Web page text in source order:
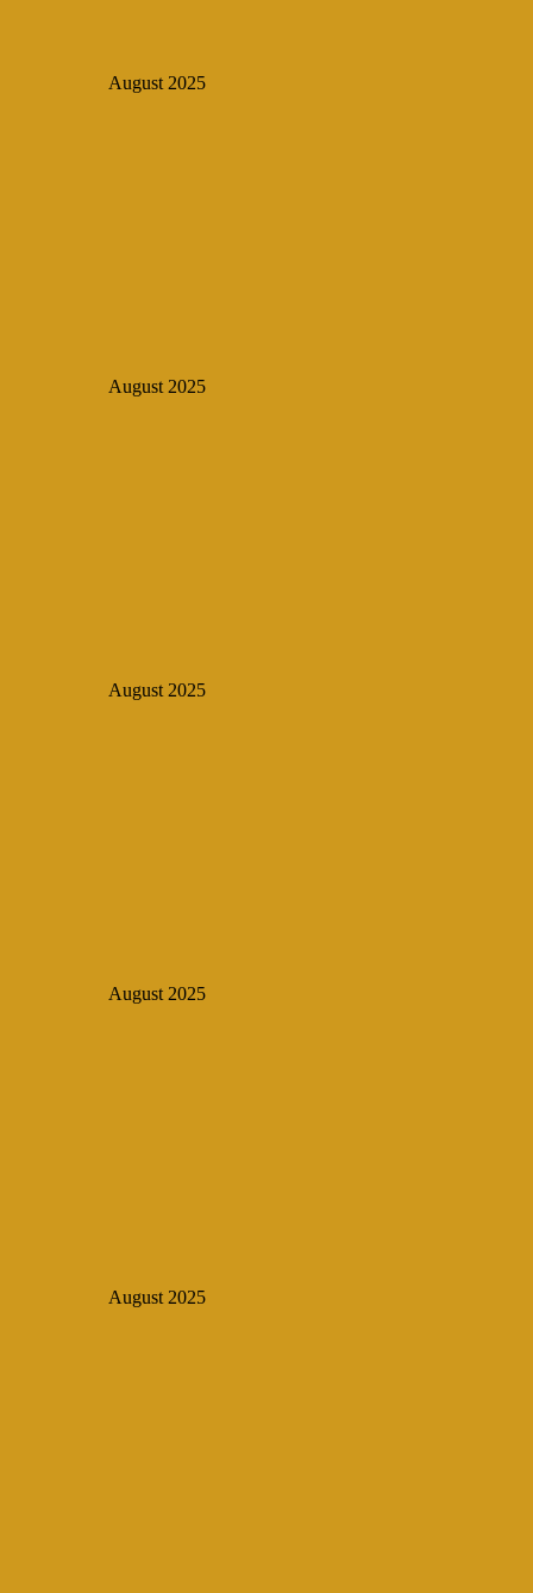
August 2025
August 2025
August 2025
August 2025
August 2025